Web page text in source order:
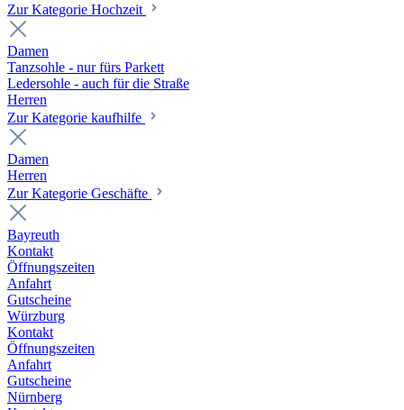
Zur Kategorie Hochzeit
Damen
Tanzsohle - nur fürs Parkett
Ledersohle - auch für die Straße
Herren
Zur Kategorie kaufhilfe
Damen
Herren
Zur Kategorie Geschäfte
Bayreuth
Kontakt
Öffnungszeiten
Anfahrt
Gutscheine
Würzburg
Kontakt
Öffnungszeiten
Anfahrt
Gutscheine
Nürnberg